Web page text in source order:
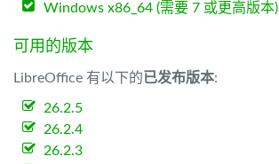
Windows x86_64 (需要 7 或更高版本)
可用的版本
LibreOffice 有以下的已发布版本:
26.2.5
26.2.4
26.2.3